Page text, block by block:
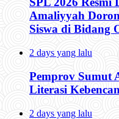
Amaliyyah
Siswa di Bidang
2 days yang lalu
Pemprov Sumut
Literasi
2 days yang lalu